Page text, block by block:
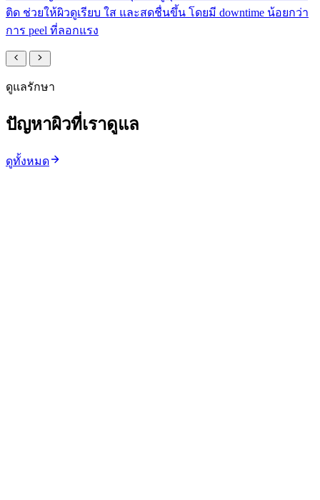
ดูแลรักษา
ปัญหาผิวที่เราดูแล
ดูทั้งหมด